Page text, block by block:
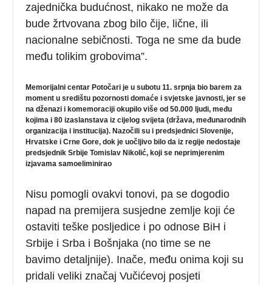
zajednička budućnost, nikako ne može da
bude žrtvovana zbog bilo čije, lične, ili
nacionalne sebičnosti. Toga ne sme da bude
među tolikim grobovima”.
Memorijalni centar Potočari je u subotu 11. srpnja bio barem za
moment u središtu pozornosti domaće i svjetske javnosti, jer se
nadženazi i komemoraciji okupilo više od 50.000 ljudi, među
kojima i 80 izaslanstava iz cijelog svijeta (država, međunarodnih
organizacija i institucija). Nazočili su i predsjednici Slovenije,
Hrvatske i Crne Gore, dok je uočljivo bilo da iz regije nedostaje
predsjednik Srbije Tomislav Nikolić, koji se neprimjerenim
izjavama samoeliminirao
Nisu pomogli ovakvi tonovi, pa se dogodio
napad na premijera susjedne zemlje koji će
ostaviti teške posljedice i po odnose BiH i
Srbije i Srba i Bošnjaka (no time se ne
bavimo detaljnije). Inače, među onima koji su
pridali veliki značaj Vučićevoj posjeti